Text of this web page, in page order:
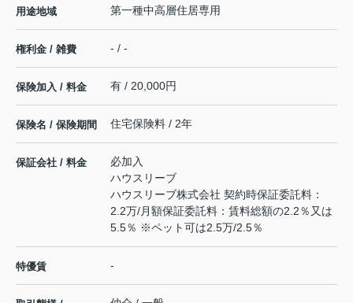
用途地域 第一種中高層住居専用
権利金 / 雑費 - / -
保険加入 / 料金 有 / 20,000円
保険名 / 保険期間 住宅保険料 / 2年
保証会社 / 料金
必加入
ハウスリーブ
ハウスリーブ株式会社 契約時保証委託料：
2.2万/月額保証委託料：賃料総額の2.2％又は
5.5％ ※ペット可は2.5万/2.5％
特優賃 -